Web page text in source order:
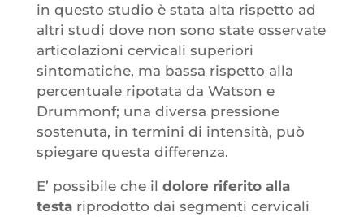
in questo studio è stata alta rispetto ad
altri studi dove non sono state osservate
articolazioni cervicali superiori
sintomatiche, ma bassa rispetto alla
percentuale ripotata da Watson e
Drummonf; una diversa pressione
sostenuta, in termini di intensità, può
spiegare questa differenza.
E’ possibile che il dolore riferito alla
testariprodotto dai segmenti cervicali